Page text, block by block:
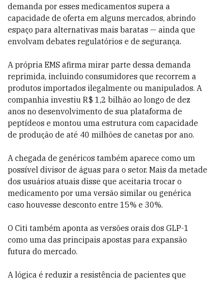
demanda por esses medicamentos supera a
capacidade de oferta em alguns mercados, abrindo
espaço para alternativas mais baratas — ainda que
envolvam debates regulatórios e de segurança.
A própria EMS afirma mirar parte dessa demanda
reprimida, incluindo consumidores que recorrem a
produtos importados ilegalmente ou manipulados. A
companhia investiu R$ 1,2 bilhão ao longo de dez
anos no desenvolvimento de sua plataforma de
peptídeos e montou uma estrutura com capacidade
de produção de até 40 milhões de canetas por ano.
A chegada de genéricos também aparece como um
possível divisor de águas para o setor. Mais da metade
dos usuários atuais disse que aceitaria trocar o
medicamento por uma versão similar ou genérica
caso houvesse desconto entre 15% e 30%.
O Citi também aponta as versões orais dos GLP-1
como uma das principais apostas para expansão
futura do mercado.
A lógica é reduzir a resistência de pacientes que